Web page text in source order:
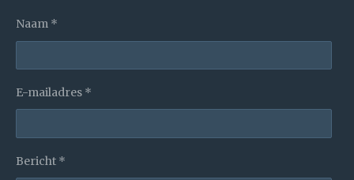
Naam *
E-mailadres *
Bericht *